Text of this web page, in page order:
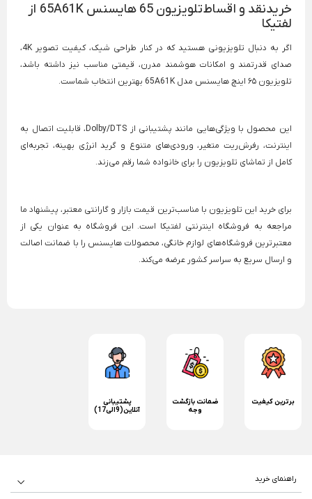
خریدنقد و اقساط تلویزیون 65 هایسنس 65A61K از
لفتیکا
اگر به دنبال تلویزیونی هستید که در کنار طراحی شیک، کیفیت تصویر 4K،
صدای قدرتمند و امکانات هوشمند مدرن، قیمتی مناسب نیز داشته باشد،
تلویزیون ۶۵ اینچ هایسنس مدل 65A61K بهترین انتخاب شماست.
این محصول با ویژگی‌هایی مانند پشتیبانی از Dolby/DTS، قابلیت اتصال به
اینترنت، رفرش‌ریت متغیر، ورودی‌های متنوع و گرید انرژی بهینه، تجربه‌ای
کامل از تماشای تلویزیون را برای خانواده شما رقم می‌زند.
برای خرید این تلویزیون با مناسب‌ترین قیمت بازار و گارانتی معتبر، پیشنهاد ما
مراجعه به فروشگاه اینترنتی لفتیکا است. این فروشگاه به عنوان یکی از
معتبرترین فروشگاه‌های لوازم خانگی، محصولات هایسنس را با ضمانت اصالت
و ارسال سریع به سراسر کشور عرضه می‌کند.
برترین کیفیت
ضمانت بازگشت
وجه
پشتیبانی
آنلاین(9الی17)
راهنمای خرید